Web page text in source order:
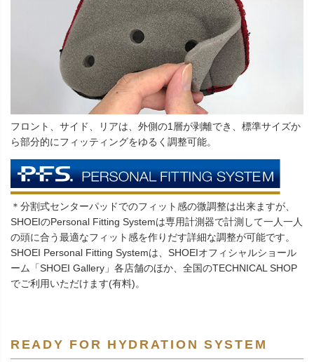
フロント、サイド、リアは、外側の1層が剥離でき、標準サイズか
ら部分的にフィッティングをゆるく調整可能。
＊分割式センターパッドでのフィット感の微調整は出来ますが、
SHOEIのPersonal Fitting Systemは専用計測器で計測して一人一人
の頭に合う最適なフィット感を作りだす詳細な調整が可能です。
SHOEI Personal Fitting Systemは、SHOEIオフィシャルショール
ーム「SHOEI Gallery」各店舗のほか、全国のTECHNICAL SHOP
でご利用いただけます(有料)。
READY FOR HYDRATION SYSTEM